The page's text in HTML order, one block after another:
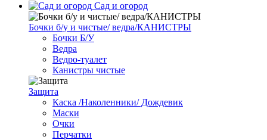
Сад и огород
Бочки б/у и чистые/ ведра/КАНИСТРЫ
Бочки Б/У
Ведра
Ведро-туалет
Канистры чистые
Защита
Каска /Наколенники/ Дождевик
Маски
Очки
Перчатки